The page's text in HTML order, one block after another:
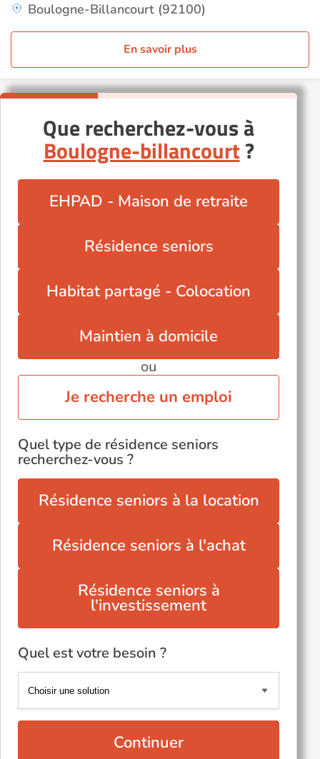
Boulogne-Billancourt (92100)
En savoir plus
Que recherchez-vous à
Boulogne-billancourt?
EHPAD - Maison de retraite
Résidence seniors
Habitat partagé - Colocation
Maintien à domicile
ou
Je recherche un emploi
Quel type de résidence seniors
recherchez-vous ?
Résidence seniors à la location
Résidence seniors à l'achat
Résidence seniors à
l'investissement
Quel est votre besoin ?
Continuer